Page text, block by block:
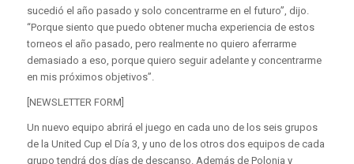
sucedió el año pasado y solo concentrarme en el futuro”, dijo.
“Porque siento que puedo obtener mucha experiencia de estos
torneos el año pasado, pero realmente no quiero aferrarme
demasiado a eso, porque quiero seguir adelante y concentrarme
en mis próximos objetivos”.
[NEWSLETTER FORM]
Un nuevo equipo abrirá el juego en cada uno de los seis grupos
de la United Cup el Día 3, y uno de los otros dos equipos de cada
grupo tendrá dos días de descanso. Además de Polonia y